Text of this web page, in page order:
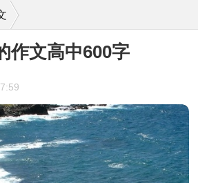
作文高中600字